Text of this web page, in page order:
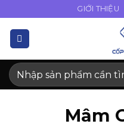
dung
GIỚI THIỆU
Tìm
kiếm:
Mâm